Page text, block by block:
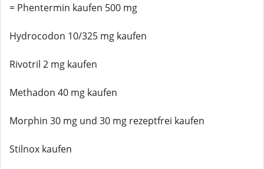
= Phentermin kaufen 500 mg
Hydrocodon 10/325 mg kaufen
Rivotril 2 mg kaufen
Methadon 40 mg kaufen
Morphin 30 mg und 30 mg rezeptfrei kaufen
Stilnox kaufen